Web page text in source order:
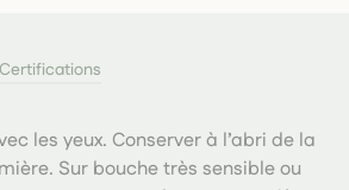
Certifications
les yeux. Conserver à l’abri de la
Sur bouche très sensible ou